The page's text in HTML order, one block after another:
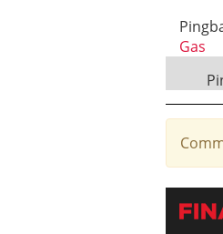
Gas